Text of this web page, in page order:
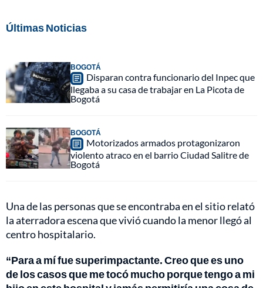
Últimas Noticias
BOGOTÁ
Disparan contra funcionario del Inpec que
llegaba a su casa de trabajar en La Picota de
Bogotá
BOGOTÁ
Motorizados armados protagonizaron
violento atraco en el barrio Ciudad Salitre de
Bogotá
Una de las personas que se encontraba en el sitio relató
la aterradora escena que vivió cuando la menor llegó al
centro hospitalario.
“Para a mí fue superimpactante. Creo que es uno
de los casos que me tocó mucho porque tengo a mi